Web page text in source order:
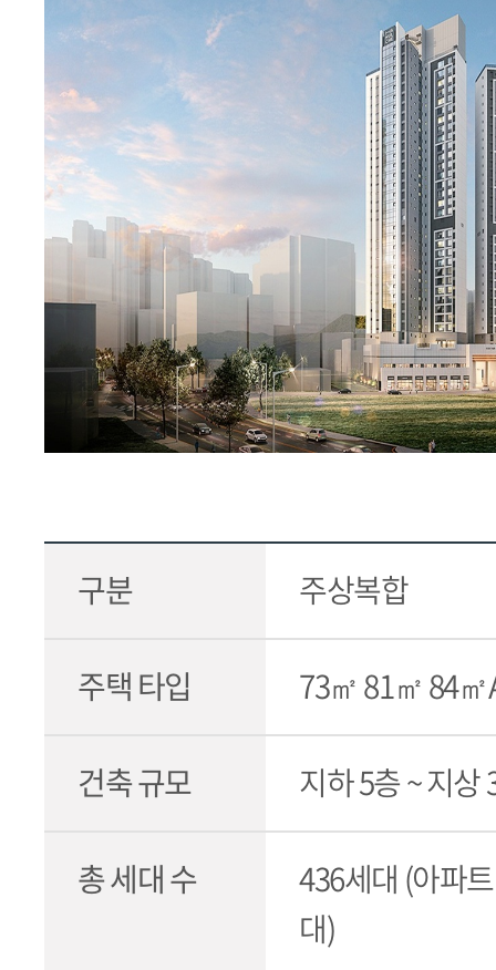
구분 주상복합
주택 타입 73㎡ 81㎡ 84
건축 규모 지하 5층 ~ 지상
총 세대 수
436세대 (아파
대)